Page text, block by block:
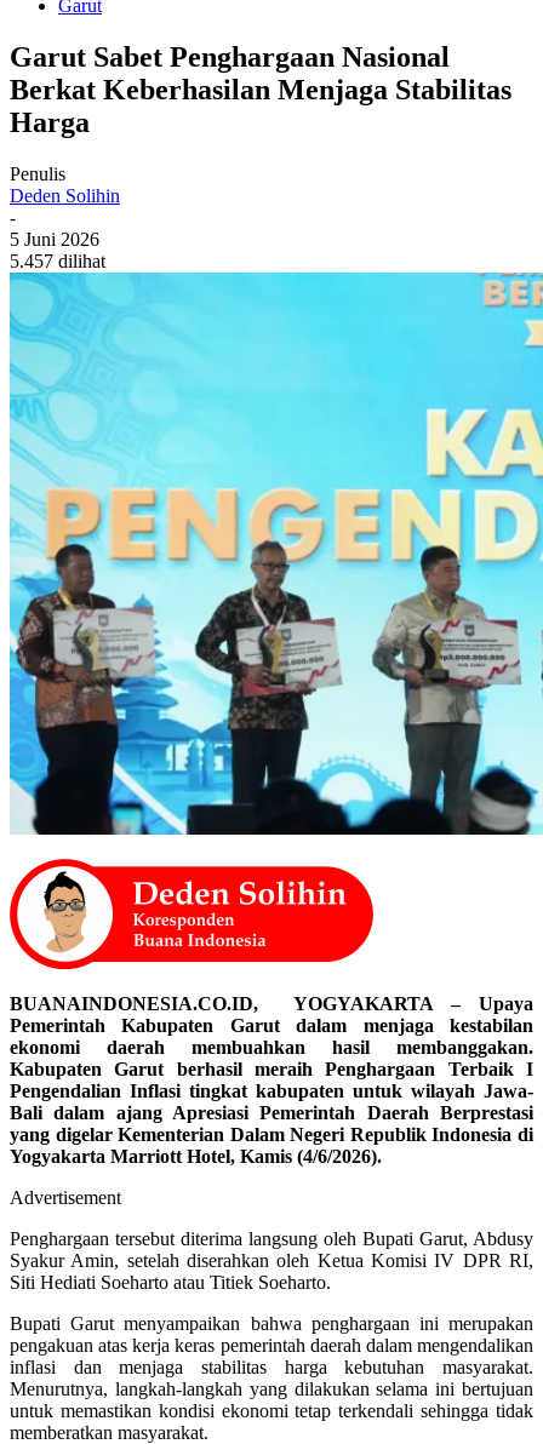
Garut
Garut Sabet Penghargaan Nasional
Berkat Keberhasilan Menjaga Stabilitas
Harga
Penulis
Deden Solihin
-
5 Juni 2026
5.457 dilihat
BUANAINDONESIA.CO.ID, YOGYAKARTA – Upaya
Pemerintah Kabupaten Garut dalam menjaga kestabilan
ekonomi daerah membuahkan hasil membanggakan.
Kabupaten Garut berhasil meraih Penghargaan Terbaik I
Pengendalian Inflasi tingkat kabupaten untuk wilayah Jawa-
Bali dalam ajang Apresiasi Pemerintah Daerah Berprestasi
yang digelar Kementerian Dalam Negeri Republik Indonesia di
Yogyakarta Marriott Hotel, Kamis (4/6/2026).
Advertisement
Penghargaan tersebut diterima langsung oleh Bupati Garut, Abdusy
Syakur Amin, setelah diserahkan oleh Ketua Komisi IV DPR RI,
Siti Hediati Soeharto atau Titiek Soeharto.
Bupati Garut menyampaikan bahwa penghargaan ini merupakan
pengakuan atas kerja keras pemerintah daerah dalam mengendalikan
inflasi dan menjaga stabilitas harga kebutuhan masyarakat.
Menurutnya, langkah-langkah yang dilakukan selama ini bertujuan
untuk memastikan kondisi ekonomi tetap terkendali sehingga tidak
memberatkan masyarakat.